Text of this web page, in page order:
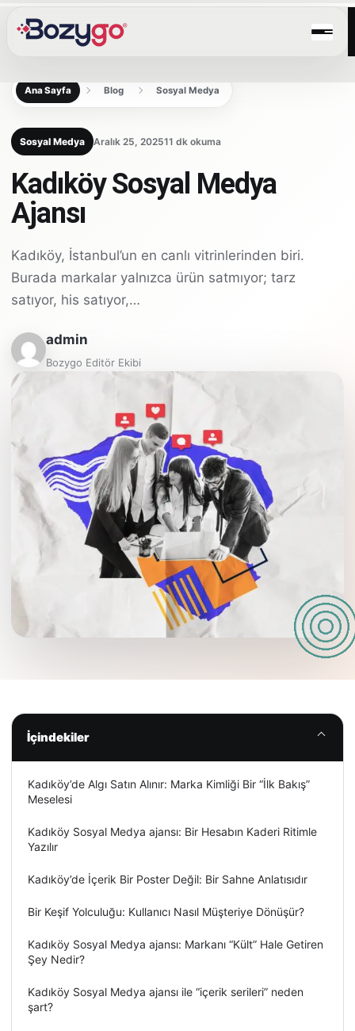
Ana Sayfa Blog Sosyal Medya
Sosyal Medya Aralık 25, 202511 dk okuma
Kadıköy Sosyal Medya
Ajansı
Kadıköy, İstanbul’un en canlı vitrinlerinden biri.
Burada markalar yalnızca ürün satmıyor; tarz
satıyor, his satıyor,…
admin
Bozygo Editör Ekibi
İçindekiler
Kadıköy’de Algı Satın Alınır: Marka Kimliği Bir “İlk Bakış”
Meselesi
Kadıköy Sosyal Medya ajansı: Bir Hesabın Kaderi Ritimle
Yazılır
Kadıköy’de İçerik Bir Poster Değil: Bir Sahne Anlatısıdır
Bir Keşif Yolculuğu: Kullanıcı Nasıl Müşteriye Dönüşür?
Kadıköy Sosyal Medya ajansı: Markanı “Kült” Hale Getiren
Şey Nedir?
Kadıköy Sosyal Medya ajansı ile “içerik serileri” neden
şart?